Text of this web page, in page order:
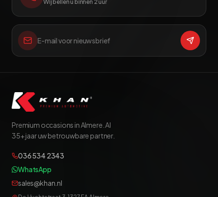
Wij bellen u binnen 2 uur
Premium occasions in Almere. Al
35+ jaar uw betrouwbare partner.
036 534 2343
WhatsApp
sales@khan.nl